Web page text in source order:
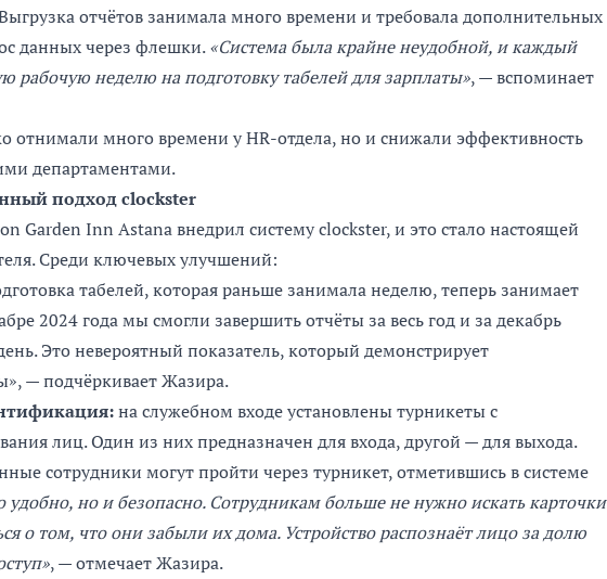
отчётов занимала много времени и требовала дополнительных
данных через флешки.«Система была крайне неудобной, и каждый
рабочую неделю на подготовку табелей для зарплаты», — вспоминает
отнимали много времени у HR-отдела, но и снижали эффективность
департаментами.
подход clockster
Garden Inn Astana внедрил систему clockster, и это стало настоящей
Среди ключевых улучшений:
табелей, которая раньше занимала неделю, теперь занимает
2024 года мы смогли завершить отчёты за весь год и за декабрь
Это невероятный показатель, который демонстрирует
— подчёркивает Жазира.
на служебном входе установлены турникеты с
лиц. Один из них предназначен для входа, другой — для выхода.
сотрудники могут пройти через турникет, отметившись в системе
удобно, но и безопасно. Сотрудникам больше не нужно искать карточки
о том, что они забыли их дома. Устройство распознаёт лицо за долю
, — отмечает Жазира.